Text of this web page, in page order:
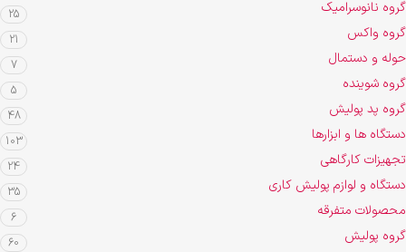
گروه نانوسرامیک 25
گروه واکس 21
حوله و دستمال 7
گروه شوینده 5
گروه پد پولیش 48
دستگاه ها و ابزارها 103
تجهیزات کارگاهی 24
دستگاه و لوازم پولیش کاری 35
محصولات متفرقه 6
گروه پولیش 60